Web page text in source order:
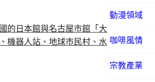
的日本館與名古屋市館「大
機器人站、地球市民村、水
動漫領域
咖啡風情
宗教產業